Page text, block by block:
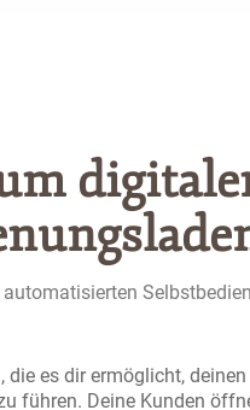
es dir ermöglicht,
führen. Deine Kunden